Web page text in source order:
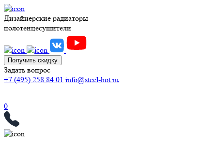
Дизайнерские радиаторы
полотенцесушители
Получить скидку
Задать вопрос
+7 (495) 258 84 01 info@steel-hot.ru
0